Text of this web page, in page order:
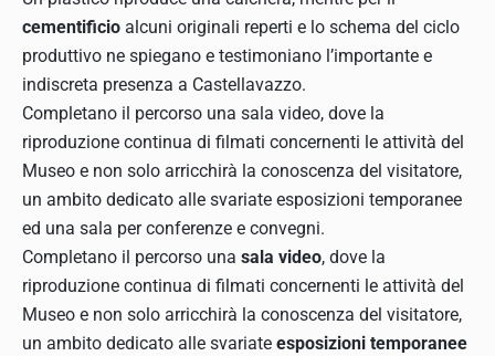
cementificio alcuni originali reperti e lo schema del ciclo
produttivo ne spiegano e testimoniano l’importante e
indiscreta presenza a Castellavazzo.
Completano il percorso una sala video, dove la
riproduzione continua di filmati concernenti le attività del
Museo e non solo arricchirà la conoscenza del visitatore,
un ambito dedicato alle svariate esposizioni temporanee
ed una sala per conferenze e convegni.
Completano il percorso una sala video, dove la
riproduzione continua di filmati concernenti le attività del
Museo e non solo arricchirà la conoscenza del visitatore,
un ambito dedicato alle svariate esposizioni temporanee